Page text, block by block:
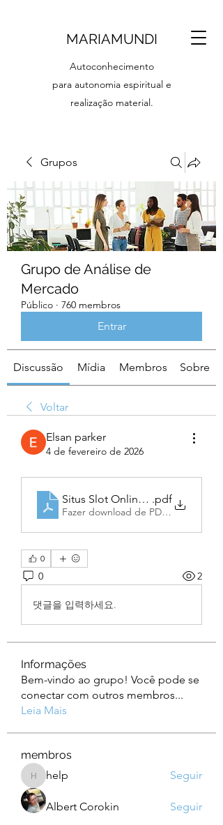
MARIAMUNDI
Autoconhecimento
para autonomia espiritual e
realização material.
Grupos
Grupo de Análise de
Mercado
Público · 760 membros
Entrar
Discussão Mídia Membros Sobre
Voltar
Elsan parker
4 de fevereiro de 2026
Situs Slot Online OnebetAsia –
.pdf
Fazer download de PDF • 2.20MB
0
0 2
댓글을 입력하세요.
Informações
Bem-vindo ao grupo! Você pode se
conectar com outros membros...
Leia Mais
membros
helphelp Seguir
Albert Corokin Seguir